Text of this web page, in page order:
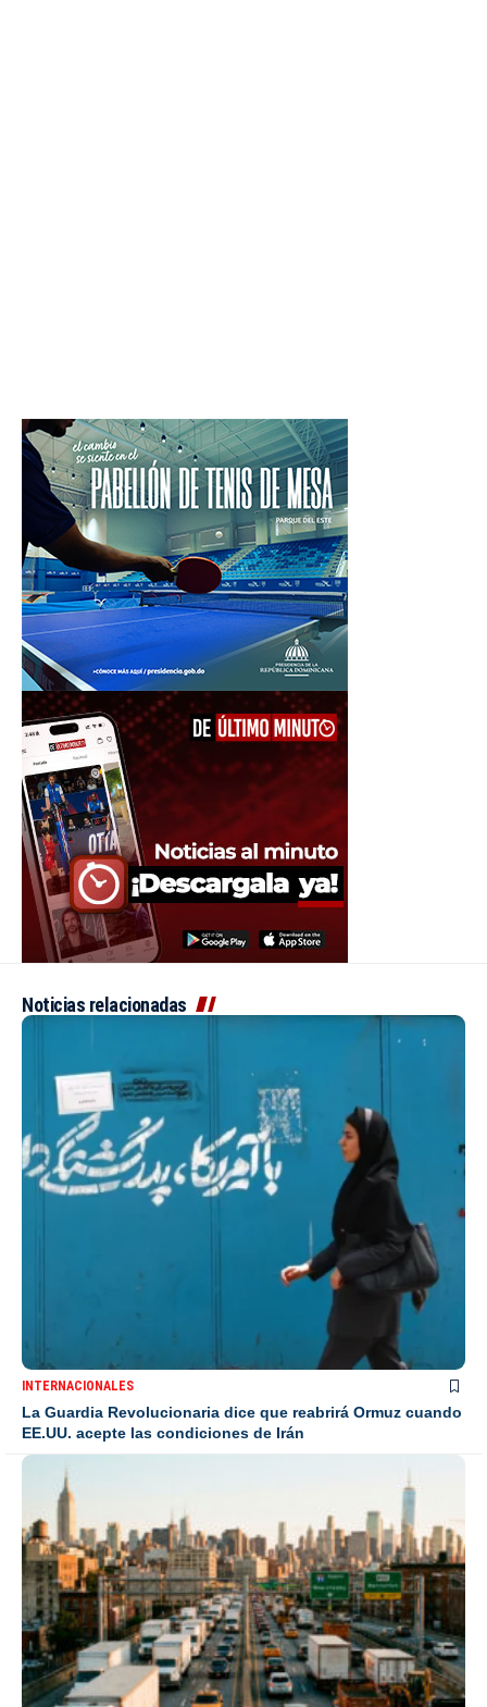
Noticias relacionadas
INTERNACIONALES
La Guardia Revolucionaria dice que reabrirá Ormuz cuando
EE.UU. acepte las condiciones de Irán